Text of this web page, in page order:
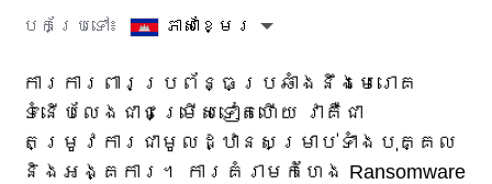
បកប្រែទៅ៖
ភាសាខ្មែរ
ការការពារប្រព័ន្ធប្រឆាំងនឹងមេរោគ
ទំនើបលែងជាជម្រើសទៀតហើយ វាគឺជា
តម្រូវការជាមូលដ្ឋានសម្រាប់ទាំងបុគ្គល
និងអង្គការ។ ការគំរាមកំហែង Ransomware